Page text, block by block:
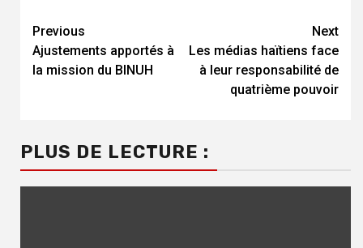
Continue
Reading
Previous
Ajustements apportés à
la mission du BINUH
Next
Les médias haïtiens face
à leur responsabilité de
quatrième pouvoir
PLUS DE LECTURE :